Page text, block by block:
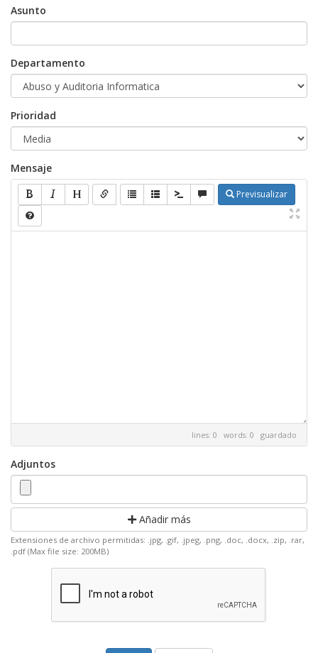
Asunto
Departamento
Prioridad
Mensaje
Previsualizar
lines: 0 words: 0 guardado
Adjuntos
Añadir más
Extensiones de archivo permitidas: .jpg, .gif, .jpeg, .png, .doc, .docx, .zip, .rar,
.pdf (Max file size: 200MB)